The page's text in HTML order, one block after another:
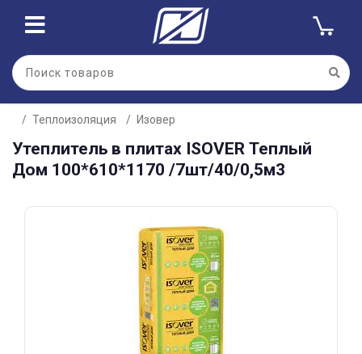
Теплоизоляция Изовер
Утеплитель в плитах ISOVER Теплый
Дом 100*610*1170 /7шт/40/0,5м3
Для клиентов всех банков
Разбейте
оплатуна части
без переплат
График платежей